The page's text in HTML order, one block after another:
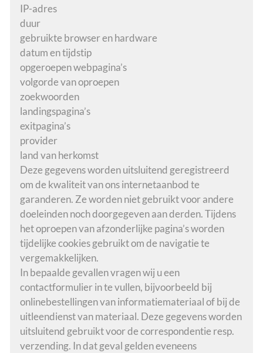
IP-adres
duur
gebruikte browser en hardware
datum en tijdstip
opgeroepen webpagina’s
volgorde van oproepen
zoekwoorden
landingspagina’s
exitpagina’s
provider
land van herkomst
Deze gegevens worden uitsluitend geregistreerd
om de kwaliteit van ons internetaanbod te
garanderen. Ze worden niet gebruikt voor andere
doeleinden noch doorgegeven aan derden. Tijdens
het oproepen van afzonderlijke pagina’s worden
tijdelijke cookies gebruikt om de navigatie te
vergemakkelijken.
In bepaalde gevallen vragen wij u een
contactformulier in te vullen, bijvoorbeeld bij
onlinebestellingen van informatiemateriaal of bij de
uitleendienst van materiaal. Deze gegevens worden
uitsluitend gebruikt voor de correspondentie resp.
verzending. In dat geval gelden eveneens